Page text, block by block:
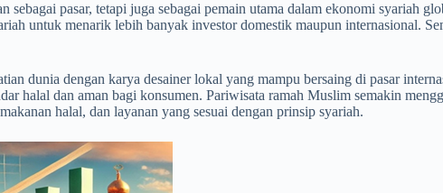
pasar, tetapi juga sebagai pemain utama dalam ekonomi syariah
untuk menarik lebih banyak investor domestik maupun internasional.
dunia dengan karya desainer lokal yang mampu bersaing di pasar
halal dan aman bagi konsumen. Pariwisata ramah Muslim semakin
halal, dan layanan yang sesuai dengan prinsip syariah.